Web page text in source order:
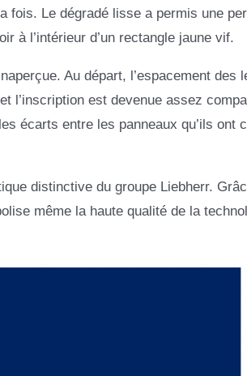
fois. Le dégradé lisse a permis une
à l’intérieur d’un rectangle jaune vif.
Au départ, l’espacement des
l’inscription est devenue assez
écarts entre les panneaux qu’ils ont
distinctive du groupe Liebherr.
même la haute qualité de la